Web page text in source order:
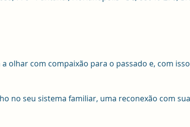
olhar com compaixão para o passado e, com